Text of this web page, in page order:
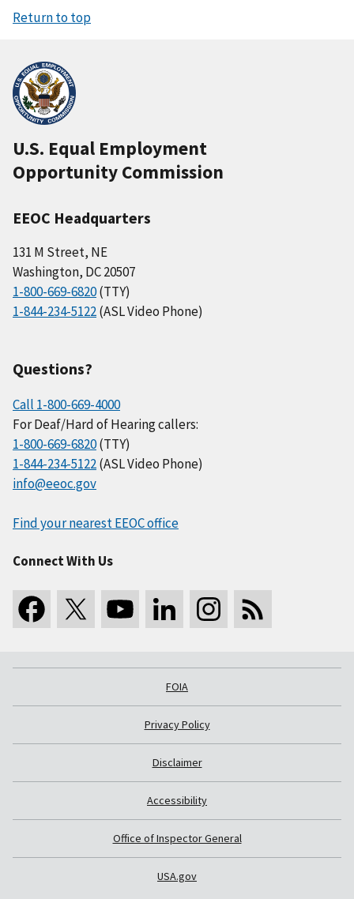
Return to top
U.S. Equal Employment
Opportunity Commission
EEOC Headquarters
131 M Street, NE
Washington, DC 20507
1-800-669-6820(TTY)
1-844-234-5122(ASL Video Phone)
Questions?
Call 1-800-669-4000
For Deaf/Hard of Hearing callers:
1-800-669-6820(TTY)
1-844-234-5122(ASL Video Phone)
info@eeoc.gov
Find your nearest EEOC office
Connect With Us
FOIA
Privacy Policy
Disclaimer
Accessibility
Office of Inspector General
USA.gov